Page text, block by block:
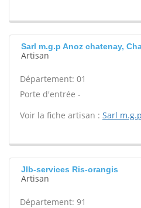
Sarl m.g.p Anoz chatenay,
Artisan
Département: 01
Porte d'entrée -
Voir la fiche artisan : Sarl m.g.p
Jlb-services Ris-orangis
Artisan
Département: 91